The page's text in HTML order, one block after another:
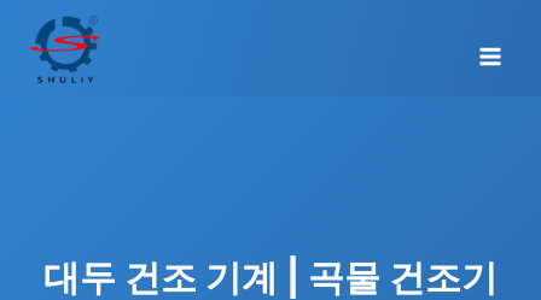
content
대두 건조 기계 | 곡물 건조기